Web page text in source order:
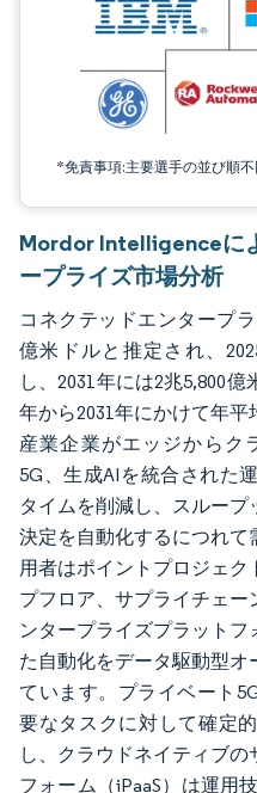
*免責事項:主要選手の並び順不
Mordor Intelligenceに
ープライズ市場分析
コネクテッドエンタープ
億米ドルと推定され、
し、2031年には2兆5,800
年から2031年にかけて年平
産業企業がエッジからク
5G、生成AIを統合された
タイムを削減し、スルー
決定を自動化するにつれ
用者はポイントプロジェ
プフロア、サプライチェ
ンタープライズプラット
た自動化をデータ駆動型オ
ています。プライベート
要なタスクに対して確定
し、クラウドネイティブ
フォーム（iPaaS）は運用